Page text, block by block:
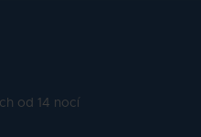
od 14 nocí